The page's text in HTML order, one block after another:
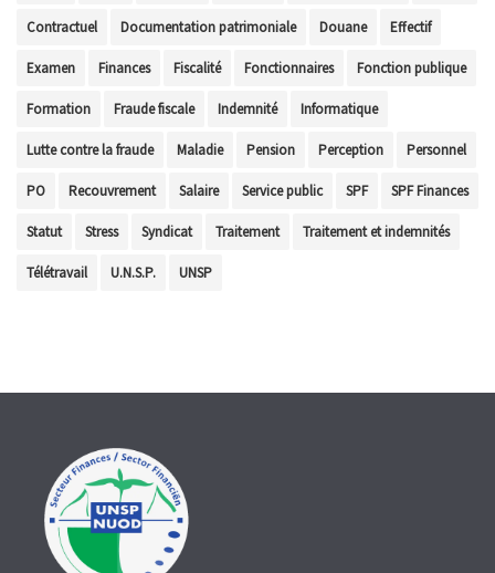
Contractuel Documentation patrimoniale Douane Effectif
Examen Finances Fiscalité Fonctionnaires Fonction publique
Formation Fraude fiscale Indemnité Informatique
Lutte contre la fraude Maladie Pension Perception Personnel
PO Recouvrement Salaire Service public SPF SPF Finances
Statut Stress Syndicat Traitement Traitement et indemnités
Télétravail U.N.S.P. UNSP